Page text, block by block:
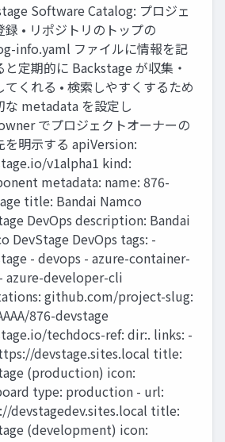
Software Catalog: プロジェ
録 • リポジトリのトップの
info.yaml ファイルに情報を記
と定期的に Backstage が収集・
てくれる • 検索しやすくするため
な metadata を設定し
でプロジェクトオーナーの
を明示する apiVersion:
v1alpha1 kind:
metadata: name: 876-
title: Bandai Namco
DevOps description: Bandai
DevStage DevOps tags: -
- devops - azure-container-
azure-developer-cli
github.com/project-slug:
876-devstage
techdocs-ref: dir:. links: -
devstage.sites.local title:
(production) icon:
type: production - url:
devstagedev.sites.local title:
(development) icon: